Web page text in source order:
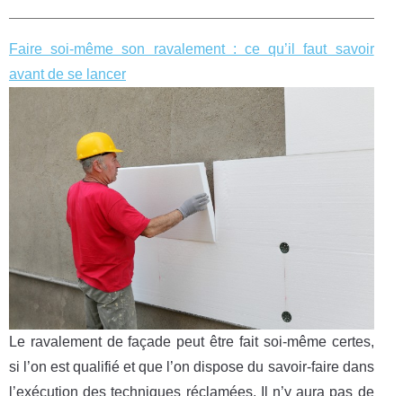
Faire soi-même son ravalement : ce qu’il faut savoir
avant de se lancer
Le ravalement de façade peut être fait soi-même certes,
si l’on est qualifié et que l’on dispose du savoir-faire dans
l’exécution des techniques réclamées. Il n’y aura pas de